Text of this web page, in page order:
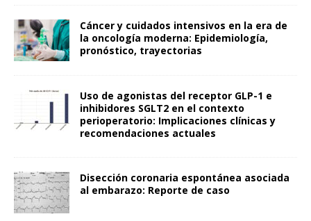
Cáncer y cuidados intensivos en la era de
la oncología moderna: Epidemiología,
pronóstico, trayectorias
Uso de agonistas del receptor GLP-1 e
inhibidores SGLT2 en el contexto
perioperatorio: Implicaciones clínicas y
recomendaciones actuales
Disección coronaria espontánea asociada
al embarazo: Reporte de caso